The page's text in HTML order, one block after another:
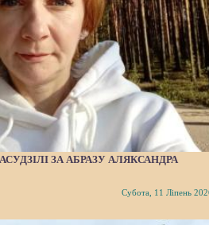
ЗА АБРАЗУ АЛЯКСАНДРА
Субота, 11 Ліпень